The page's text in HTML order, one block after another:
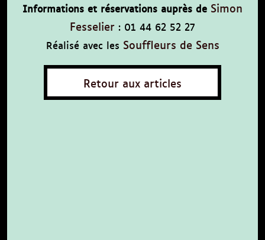
Informations et réservations auprès de Simon
Fesselier : 01 44 62 52 27
Réalisé avec les Souffleurs de Sens
Retour aux articles